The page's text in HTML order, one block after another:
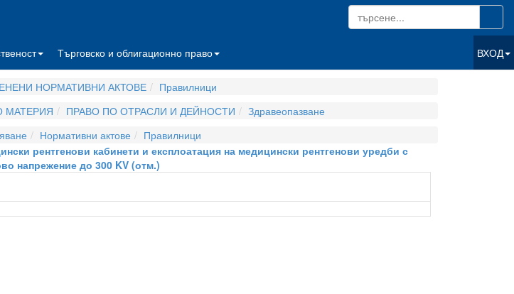
Търговско и облигационно право ВХОД
НОРМАТИВНИ АКТОВЕ
Правилници
МАТЕРИЯ ПРАВО ПО ОТРАСЛИ И ДЕЙНОСТИ
Здравеопазване
Нормативни актове
Правилници
рентгенови кабинети и експлоатация на медицински рентгенови уредби с
напрежение до 300 KV (отм.)